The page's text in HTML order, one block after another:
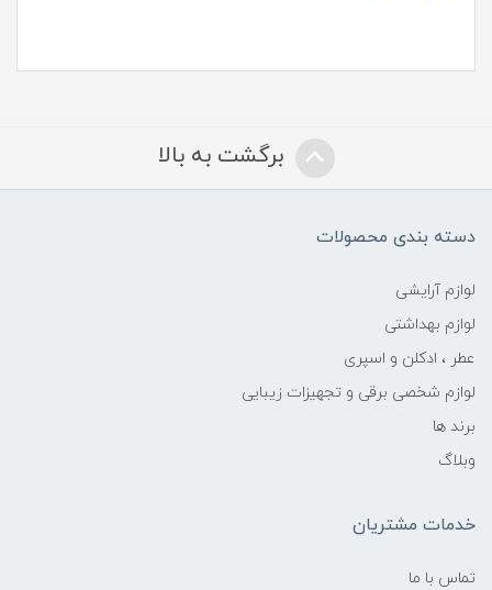
برگشت به بالا
دسته بندی محصولات
لوازم آرایشی
لوازم بهداشتی
عطر ، ادکلن و اسپری
لوازم شخصی برقی و تجهیزات زیبایی
برند ها
وبلاگ
خدمات مشتریان
تماس با ما